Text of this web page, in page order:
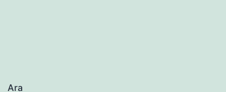
Ara